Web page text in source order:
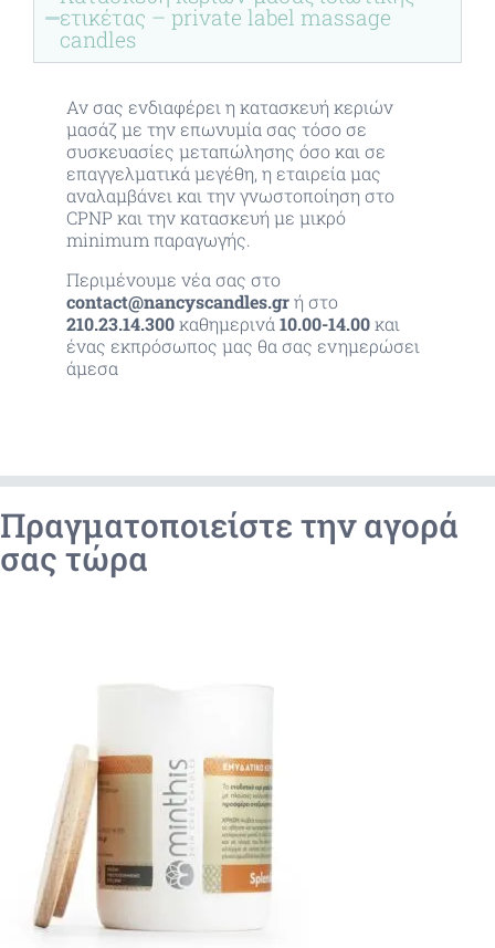
ετικέτας – private label massage
candles
Αν σας ενδιαφέρει η κατασκευή κεριών
μασάζ με την επωνυμία σας τόσο σε
συσκευασίες μεταπώλησης όσο και σε
επαγγελματικά μεγέθη, η εταιρεία μας
αναλαμβάνει και την γνωστοποίηση στο
CPNP και την κατασκευή με μικρό
minimum παραγωγής.
Περιμένουμε νέα σας στο
contact@nancyscandles.grή στο
210.23.14.300καθημερινά 10.00-14.00και
ένας εκπρόσωπος μας θα σας ενημερώσει
άμεσα
Πραγματοποιείστε την αγορά
σας τώρα